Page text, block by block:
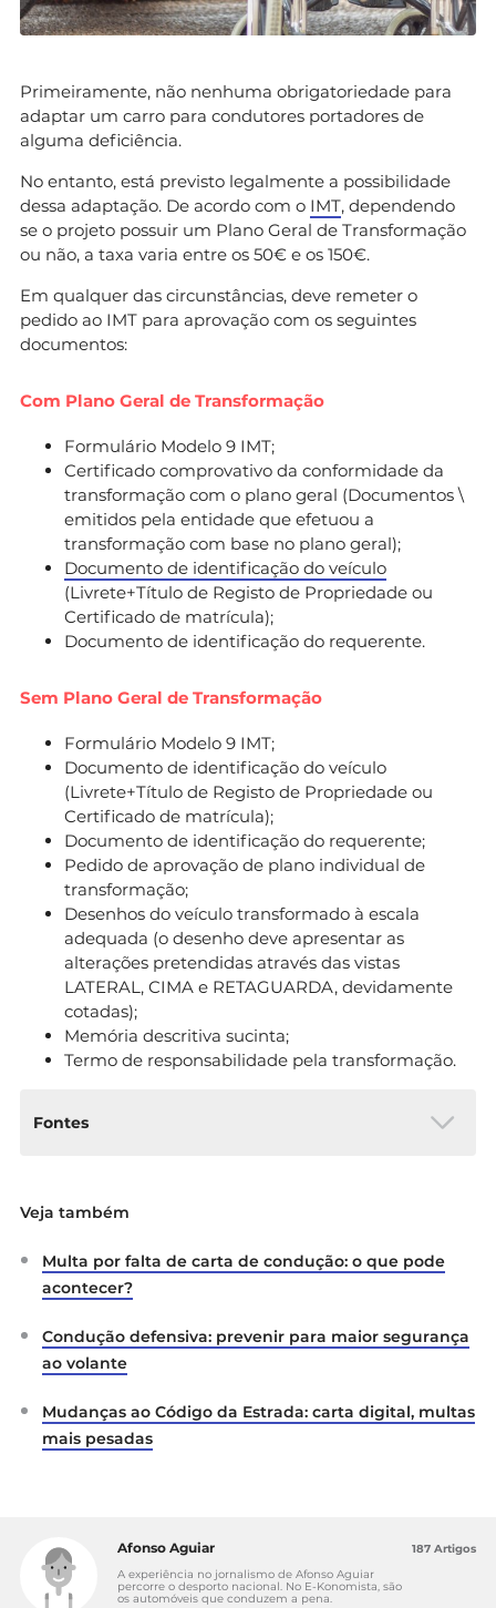
Primeiramente, não nenhuma obrigatoriedade para
adaptar um carro para condutores portadores de
alguma deficiência.
No entanto, está previsto legalmente a possibilidade
dessa adaptação. De acordo com o IMT, dependendo
se o projeto possuir um Plano Geral de Transformação
ou não, a taxa varia entre os 50€ e os 150€.
Em qualquer das circunstâncias, deve remeter o
pedido ao IMT para aprovação com os seguintes
documentos:
Com Plano Geral de Transformação
Formulário Modelo 9 IMT;
Certificado comprovativo da conformidade da
transformação com o plano geral (Documentos \
emitidos pela entidade que efetuou a
transformação com base no plano geral);
Documento de identificação do veículo
(Livrete+Título de Registo de Propriedade ou
Certificado de matrícula);
Documento de identificação do requerente.
Sem Plano Geral de Transformação
Formulário Modelo 9 IMT;
Documento de identificação do veículo
(Livrete+Título de Registo de Propriedade ou
Certificado de matrícula);
Documento de identificação do requerente;
Pedido de aprovação de plano individual de
transformação;
Desenhos do veículo transformado à escala
adequada (o desenho deve apresentar as
alterações pretendidas através das vistas
LATERAL, CIMA e RETAGUARDA, devidamente
cotadas);
Memória descritiva sucinta;
Termo de responsabilidade pela transformação.
Fontes
beneficiar da isenção de ISV?
Autoridade Tributária e Aduaneira:Imposto
Único de Circulação (IUC)
307/2003
128/2017
Instituto da Mobilidade e dos Transportes:
estacionamento para pessoas com deficiência
Veja também
Multa por falta de carta de condução: o que pode
acontecer?
Condução defensiva: prevenir para maior segurança
ao volante
Mudanças ao Código da Estrada: carta digital, multas
mais pesadas
Afonso Aguiar
A experiência no jornalismo de Afonso Aguiar
percorre o desporto nacional. No E-Konomista, são
os automóveis que conduzem a pena.
187 Artigos